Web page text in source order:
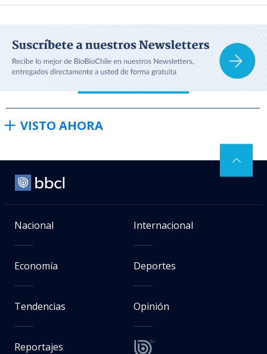
VISTO AHORA
Nacional Internacional
Economía Deportes
Tendencias Opinión
Reportajes